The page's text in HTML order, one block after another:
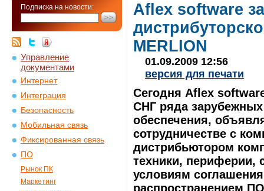
Подписка на новости:
Управление
документами
Интернет
Интеграция
Безопасность
Мобильная связь
Фиксированная связь
ПО
Рынок ПК
Маркетинг
Aflex software
MERLION
01.09.2009 12:56
версия для печати
Сегодня Aflex
СНГ ряда зарубежных
обеспечения,
сотрудничестве с
дистрибьютором
техники, периферии,
условиям
распространением